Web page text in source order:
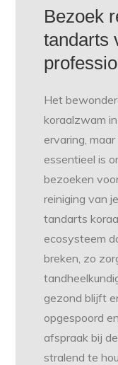
Bezoek
tandarts
Het
koraalzwam
ervaring,
essentieel is
bezoeken
reiniging van
tandarts
ecosysteem
breken, zo
gezond blijft
opgespoord
afspraak bij
stralend te